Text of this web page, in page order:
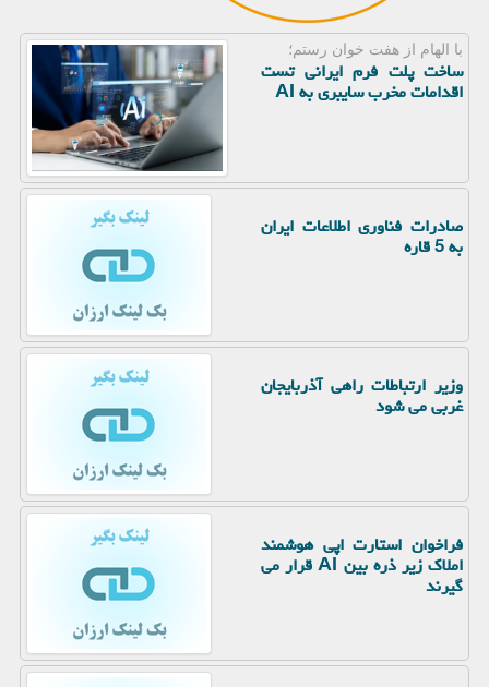
با الهام از هفت خوان رستم؛
ساخت پلت فرم ایرانی تست
اقدامات مخرب سایبری به AI
صادرات فناوری اطلاعات ایران
به 5 قاره
وزیر ارتباطات راهی آذربایجان
غربی می شود
فراخوان استارت اپی هوشمند
املاک زیر ذره بین AI قرار می
گیرند